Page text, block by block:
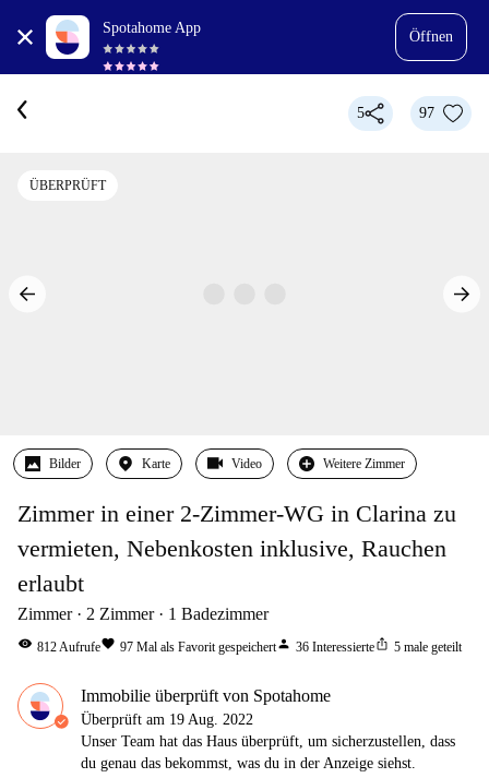
Spotahome App
Öffnen
5 97
ÜBERPRÜFT
Bilder Karte Video Weitere Zimmer
Zimmer in einer 2-Zimmer-WG in Clarina zu
vermieten, Nebenkosten inklusive, Rauchen
erlaubt
Zimmer 2 Zimmer 1 Badezimmer
visibility 812Aufrufefavorite 97 Mal als Favorit gespeichertperson 36 Interessierteios_share 5 male geteilt
Immobilie überprüft von Spotahome
Überprüft am 19 Aug. 2022
Unser Team hat das Haus überprüft, um sicherzustellen, dass
du genau das bekommst, was du in der Anzeige siehst.